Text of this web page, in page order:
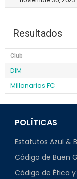
Resultados
Club
DIM
Millonarios FC
POLÍTICAS
Estatutos Azul &
Código de Buen
Código de Ética